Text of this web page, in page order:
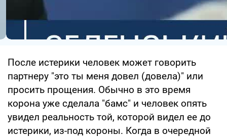
После истерики человек может говорить
партнеру "это ты меня довел (довела)" или
просить прощения. Обычно в это время
корона уже сделала "бамс" и человек опять
увидел реальность той, которой видел ее до
истерики, из-под короны. Когда в очередной